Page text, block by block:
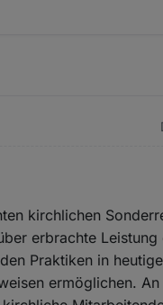
kirchlichen
erbrachte Leistung
Praktiken in
ermöglichen.